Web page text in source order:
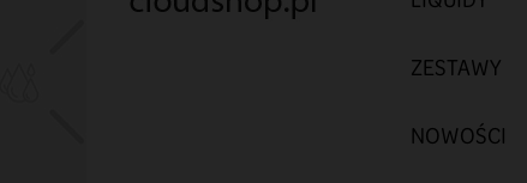
ZESTAWY
NOWOŚCI